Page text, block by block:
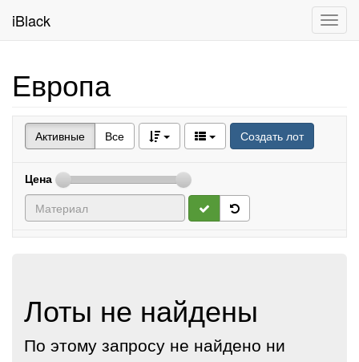
iBlack
Европа
Активные Все Создать лот
Цена
Лоты не найдены
По этому запросу не найдено ни